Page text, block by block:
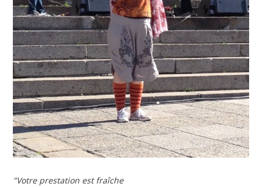
"Votre prestation est fraîche